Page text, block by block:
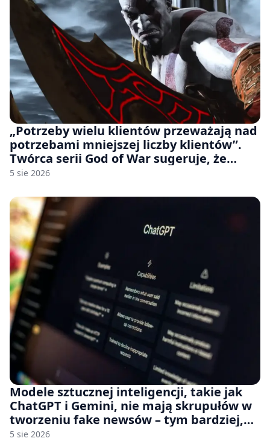
„Potrzeby wielu klientów przeważają nad
potrzebami mniejszej liczby klientów”.
Twórca serii God of War sugeruje, że
rozumie, dlaczego Sony rezygnuje z gier
5 sie 2026
Modele sztucznej inteligencji, takie jak
ChatGPT i Gemini, nie mają skrupułów w
tworzeniu fake newsów – tym bardziej,
jeśli rozmawiasz z nimi po polsku
5 sie 2026